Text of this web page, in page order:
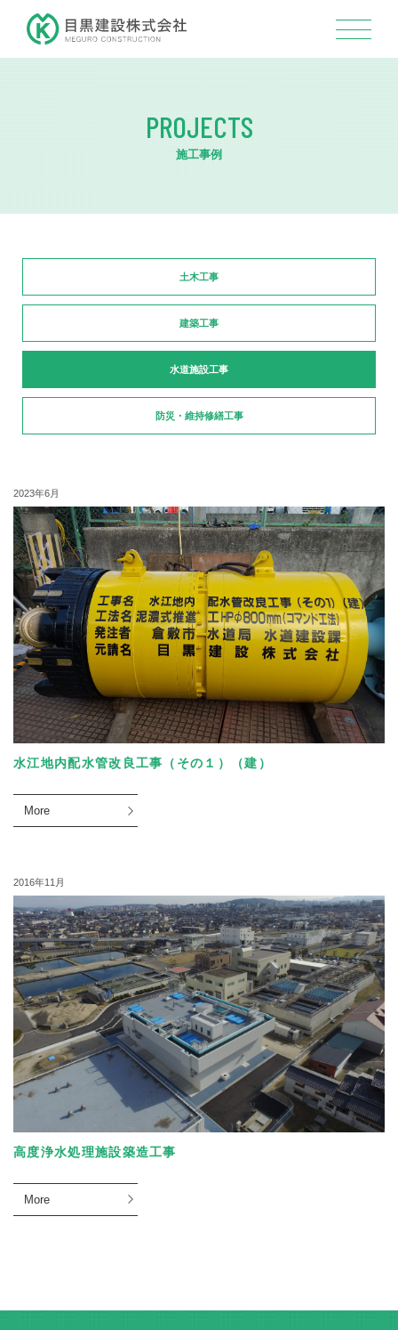
PROJECTS
施工事例
土木工事
建築工事
水道施設工事
防災・維持修繕工事
2023年6月
水江地内配水管改良工事（その１）（建）
More
2016年11月
高度浄水処理施設築造工事
More